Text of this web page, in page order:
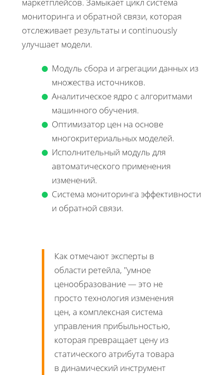
мониторинга и обратной связи, которая
отслеживает результаты и continuously
улучшает модели.
Модуль сбора и агрегации данных из
множества источников.
Аналитическое ядро с алгоритмами
машинного обучения.
Оптимизатор цен на основе
многокритериальных моделей.
Исполнительный модуль для
автоматического применения
изменений.
Система мониторинга эффективности
и обратной связи.
Как отмечают эксперты в
области ретейла, умное
ценообразование — это не
просто технология изменения
цен, а комплексная система
управления прибыльностью,
которая превращает цену из
статического атрибута товара
в динамический инструмент